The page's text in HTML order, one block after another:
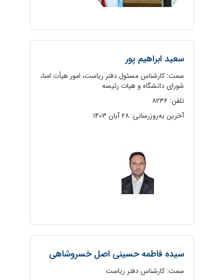
سعید ابراهیم پور
سمت: کارشناس مسئول دفتر ریاست، امور هیأت امنا،
شورای دانشگاه و هیات رئیسه
تلفن: ۸۲۳۶
آخرین به‌روزرسانی: ۲۸ آبان ۱۴۰۳
سیده فاطمه حسینی اصل خسروشاهی
سمت: کارشناس دفتر ریاست